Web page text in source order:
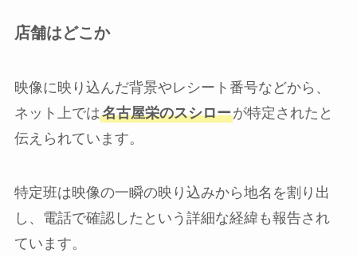
店舗はどこか
映像に映り込んだ背景やレシート番号などから、
ネット上では名古屋栄のスシローが特定されたと
伝えられています。
特定班は映像の一瞬の映り込みから地名を割り出
し、電話で確認したという詳細な経緯も報告され
ています。